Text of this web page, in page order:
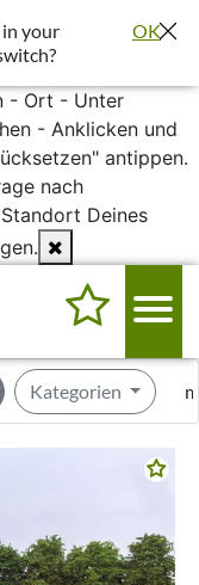
Umgebung
- Ort - Unter
- Anklicken und
antippen.
nach
Deines
Kategorien
in your
OK